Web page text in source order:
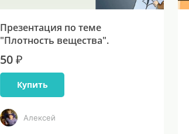
Презентация по теме
"Плотность вещества".
50 ₽
Купить
Алексей